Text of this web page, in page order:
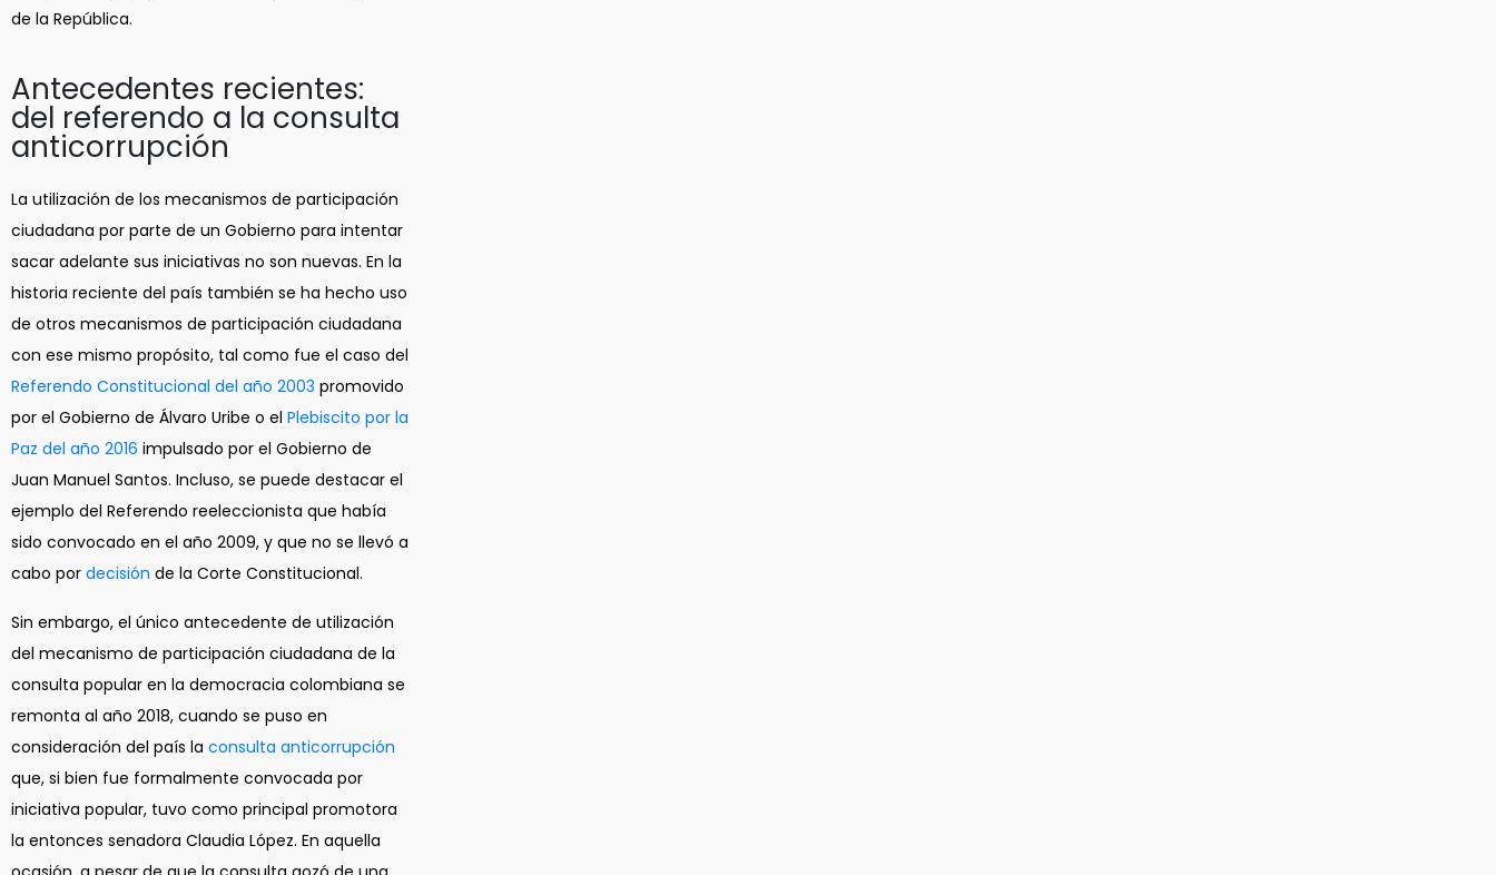
de la República.
Antecedentes recientes:
del referendo a la consulta
anticorrupción
La utilización de los mecanismos de participación
ciudadana por parte de un Gobierno para intentar
sacar adelante sus iniciativas no son nuevas. En la
historia reciente del país también se ha hecho uso
de otros mecanismos de participación ciudadana
con ese mismo propósito, tal como fue el caso del
Referendo Constitucional del año 2003 promovido
por el Gobierno de Álvaro Uribe o el Plebiscito por la
Paz del año 2016 impulsado por el Gobierno de
Juan Manuel Santos. Incluso, se puede destacar el
ejemplo del Referendo reeleccionista que había
sido convocado en el año 2009, y que no se llevó a
cabo por decisión de la Corte Constitucional.
Sin embargo, el único antecedente de utilización
del mecanismo de participación ciudadana de la
consulta popular en la democracia colombiana se
remonta al año 2018, cuando se puso en
consideración del país la consulta anticorrupción
que, si bien fue formalmente convocada por
iniciativa popular, tuvo como principal promotora
la entonces senadora Claudia López. En aquella